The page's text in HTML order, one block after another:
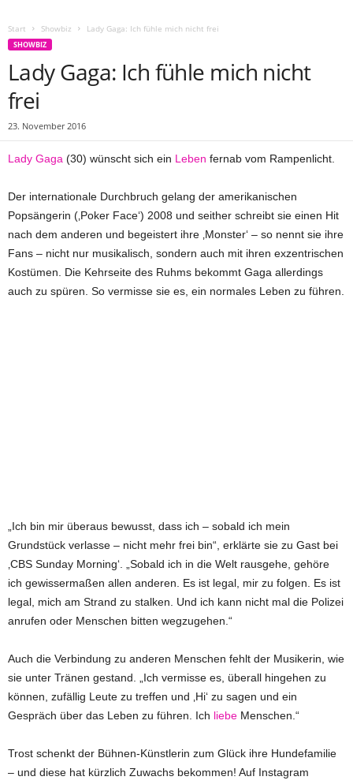
Start Showbiz Lady Gaga: Ich fühle mich nicht frei
SHOWBIZ
Lady Gaga: Ich fühle mich nicht
frei
23. November 2016
Lady Gaga (30) wünscht sich ein Leben fernab vom Rampenlicht.
Der internationale Durchbruch gelang der amerikanischen
Popsängerin (‚Poker Face‘) 2008 und seither schreibt sie einen Hit
nach dem anderen und begeistert ihre ‚Monster‘ – so nennt sie ihre
Fans – nicht nur musikalisch, sondern auch mit ihren exzentrischen
Kostümen. Die Kehrseite des Ruhms bekommt Gaga allerdings
auch zu spüren. So vermisse sie es, ein normales Leben zu führen.
„Ich bin mir überaus bewusst, dass ich – sobald ich mein
Grundstück verlasse – nicht mehr frei bin“, erklärte sie zu Gast bei
‚CBS Sunday Morning‘. „Sobald ich in die Welt rausgehe, gehöre
ich gewissermaßen allen anderen. Es ist legal, mir zu folgen. Es ist
legal, mich am Strand zu stalken. Und ich kann nicht mal die Polizei
anrufen oder Menschen bitten wegzugehen.“
Auch die Verbindung zu anderen Menschen fehlt der Musikerin, wie
sie unter Tränen gestand. „Ich vermisse es, überall hingehen zu
können, zufällig Leute zu treffen und ‚Hi‘ zu sagen und ein
Gespräch über das Leben zu führen. Ich liebe Menschen.“
Trost schenkt der Bühnen-Künstlerin zum Glück ihre Hundefamilie
– und diese hat kürzlich Zuwachs bekommen! Auf Instagram